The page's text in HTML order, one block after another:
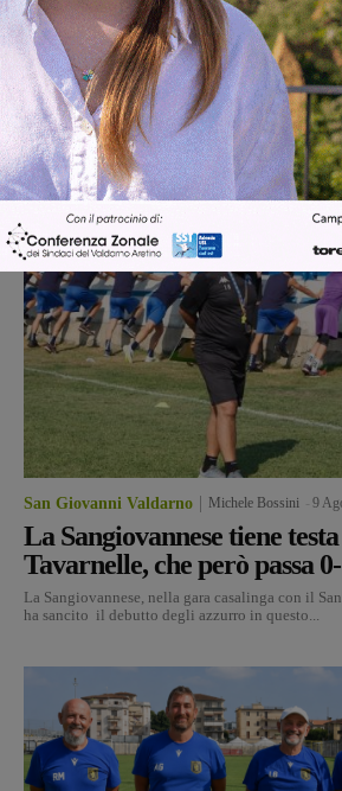
Davano appuntamenti per un caffè e
un aperitivo ma vendevano cocaina e
hashish
Ultime Notizie
San Giovanni Valdarno Michele Bossini 9
La Sangiovannese tiene
Tavarnelle, che però passa
La Sangiovannese, nella gara casalinga con il
ha sancito il debutto degli azzurro in questo...